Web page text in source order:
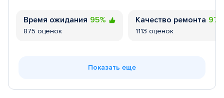
Время ожидания 95%
875 оценок
Качество ремонта
1113 оценок
Показать еще